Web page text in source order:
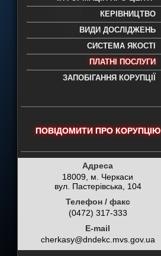
науково-дослідний експертно-
- проведення всих видів судових
експертиз
КЕРІВНИЦТВО
ВИДИ ДОСЛІДЖЕНЬ
СИСТЕМА ЯКОСТІ
ПЛАТНІ ПОСЛУГИ
ЗАПОБІГАННЯ КОРУПЦІЇ
ПОВІДОМИТИ ПРО КОРУПЦІЮ
Адреса
18009, м. Черкаси
вул. Пастерівська, 104
Телефон / факс
(0472) 317-333
E-mail
cherkasy@dndekc.mvs.gov.ua